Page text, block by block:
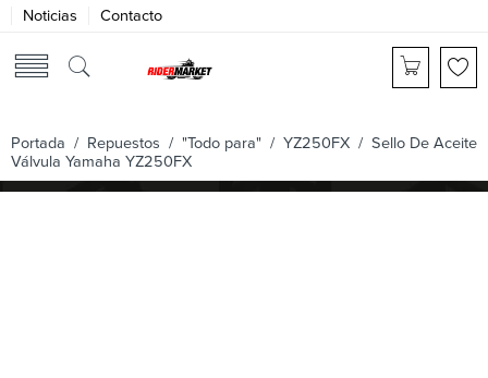
Noticias Contacto
Portada / Repuestos / "Todo para" / YZ250FX / Sello De Aceite
Válvula Yamaha YZ250FX